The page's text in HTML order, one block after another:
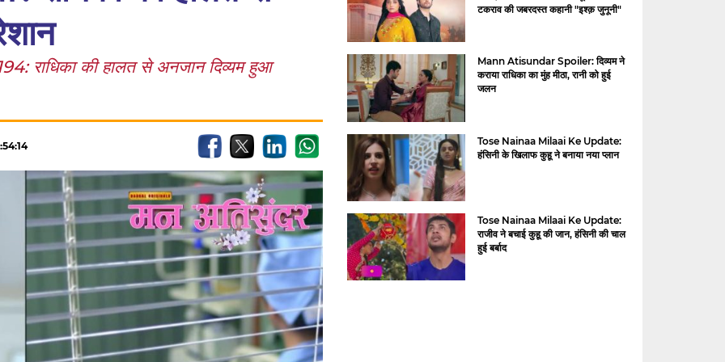
की हालत से अनजान दिव्यम हुआ
टकराव की जबरदस्त कहानी "इश्क़ जुनूनी"
Mann Atisundar Spoiler: दिव्यम ने
कराया राधिका का मुंह मीठा, रानी को हुई
जलन
Tose Nainaa Milaai Ke Update:
हंसिनी के खिलाफ कुहू ने बनाया नया प्लान
Tose Nainaa Milaai Ke Update:
राजीव ने बचाई कुहू की जान, हंसिनी की चाल
हुई बर्बाद